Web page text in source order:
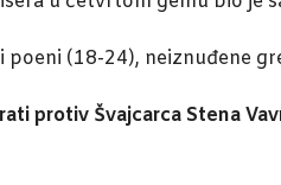
(18-24), neiznuđene
protiv Švajcarca Stena